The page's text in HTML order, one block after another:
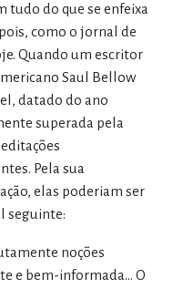
tudo do que se enfeixa
como o jornal de
Quando um escritor
Saul Bellow
datado do ano
superada pela
Pela sua
elas poderiam ser
seguinte:
noções
e bem-informada... O